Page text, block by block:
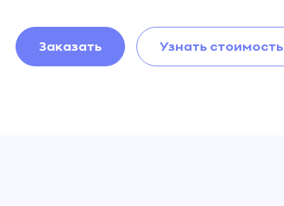
Развитие отдела
продаж
Заказать Узнать стоимость